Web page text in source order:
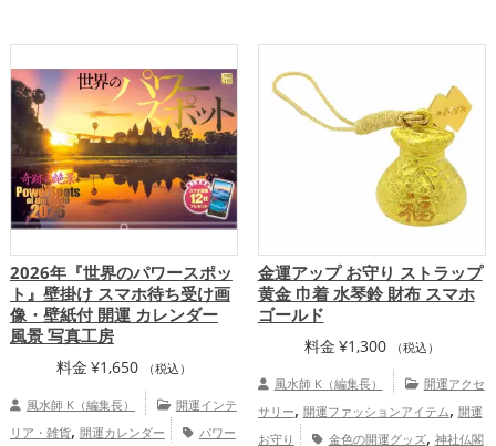
2026年『世界のパワースポッ
ト』壁掛け スマホ待ち受け画
像・壁紙付 開運 カレンダー
風景 写真工房
料金 ¥1,650 （税込）
風水師 K（編集長）
開運インテ
リア・雑貨, 開運カレンダー
パワー
金運アップ お守り ストラップ
黄金 巾着 水琴鈴 財布 スマホ
ゴールド
料金 ¥1,300 （税込）
風水師 K（編集長）
開運アクセ
サリー, 開運ファッションアイテム, 開運
お守り
金色の開運グッズ, 神社仏閣